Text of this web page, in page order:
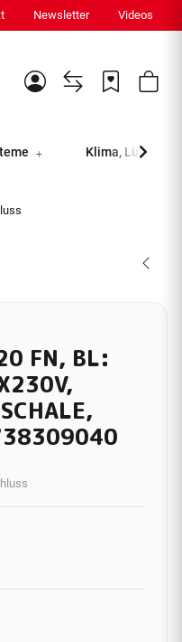
Newsletter Videos
Klima, Lüftung
FN, BL: